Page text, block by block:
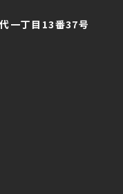
一丁目13番37号